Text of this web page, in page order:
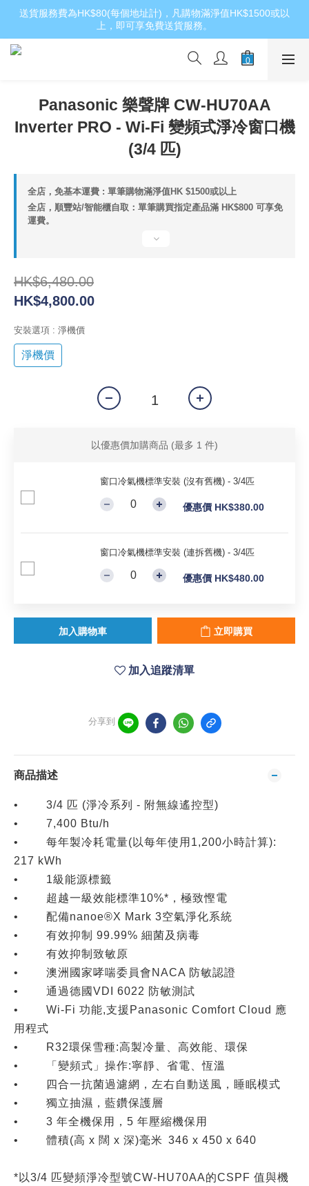
送貨服務費為HK$80(每個地址計)，凡購物滿淨值HK$1500或以
上，即可享免費送貨服務。
Panasonic 樂聲牌 CW-HU70AA
Inverter PRO - Wi-Fi 變頻式淨冷窗口機
(3/4 匹)
全店，免基本運費 : 單筆購物滿淨值HK $1500或以上
全店，順豐站/智能櫃自取：單筆購買指定產品滿 HK$800 可享免
運費。
HK$6,480.00
HK$4,800.00
安裝選項 : 淨機價
淨機價
以優惠價加購商品 (最多 1 件)
窗口冷氣機標準安裝 (沒有舊機) - 3/4匹
優惠價 HK$380.00
窗口冷氣機標準安裝 (連拆舊機) - 3/4匹
優惠價 HK$480.00
加入購物車 立即購買
加入追蹤清單
分享到
商品描述
• 3/4 匹 (淨冷系列 - 附無線遙控型)
• 7,400 Btu/h
• 每年製冷耗電量(以每年使用1,200小時計算):
217 kWh
• 1級能源標籤
• 超越一級效能標準10%*，極致慳電
• 配備nanoe®X Mark 3空氣淨化系統
• 有效抑制 99.99% 細菌及病毒
• 有效抑制致敏原
• 澳洲國家哮喘委員會NACA 防敏認證
• 通過德國VDI 6022 防敏測試
• Wi-Fi 功能,支援Panasonic Comfort Cloud 應
用程式
• R32環保雪種:高製冷量、高效能、環保
• 「變頻式」操作:寧靜、省電、恆溫
• 四合一抗菌過濾網，左右自動送風，睡眠模式
• 獨立抽濕，藍鑽保護層
• 3 年全機保用，5 年壓縮機保用
• 體積(高 x 闊 x 深)毫米 346 x 450 x 640
*以3/4 匹變頻淨冷型號CW-HU70AA的CSPF 值與機